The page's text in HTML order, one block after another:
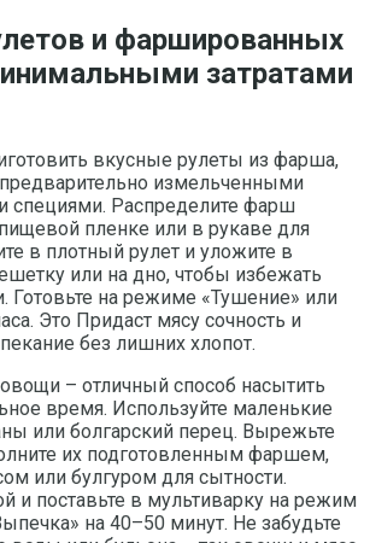
и фаршированных
затратами
вкусные рулеты из фарша,
измельченными
специями. Распределите фарш
пленке или в рукаве для
в плотный рулет и уложите в
или на дно, чтобы избежать
Готовьте на режиме «Тушение» или
Это Придаст мясу сочность и
без лишних хлопот.
– отличный способ насытить
время. Используйте маленькие
или болгарский перец. Вырежьте
их подготовленным фаршем,
или булгуром для сытности.
и поставьте в мультиварку на режим
на 40–50 минут. Не забудьте